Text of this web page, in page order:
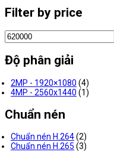
Filter by price
Giá
tối
thiểu
Độ phân giải
2MP - 1920×1080 (4)
4MP - 2560x1440 (1)
Chuẩn nén
Chuẩn nén H.264(2)
Chuẩn nén H.265 (3)